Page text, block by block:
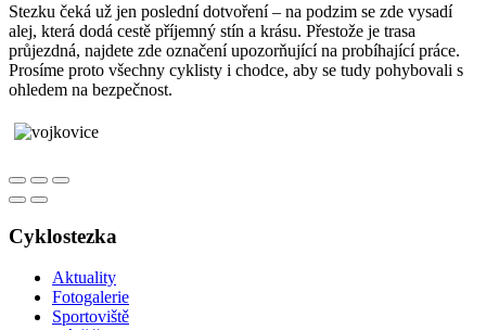
Stezku čeká už jen poslední dotvoření – na podzim se zde vysadí
alej, která dodá cestě příjemný stín a krásu. Přestože je trasa
průjezdná, najdete zde označení upozorňující na probíhající práce.
Prosíme proto všechny cyklisty i chodce, aby se tudy pohybovali s
ohledem na bezpečnost.
Cyklostezka
Aktuality
Fotogalerie
Sportoviště